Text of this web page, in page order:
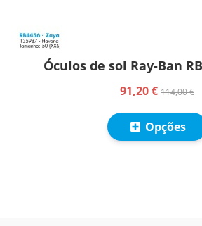
Óculos de sol Ray-Ban
91,20 € 114,00 €
Opções